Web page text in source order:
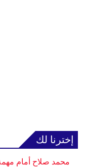
إخترنا لك
محمد صلاح أمام